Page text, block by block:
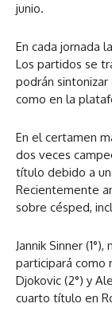
junio.
En cada jornada
Los partidos se
podrán sintonizar
como en la
En el certamen
dos veces
título debido a
Recientemente
sobre césped,
Jannik Sinner
participará como
Djokovic (2°) y
cuarto título en